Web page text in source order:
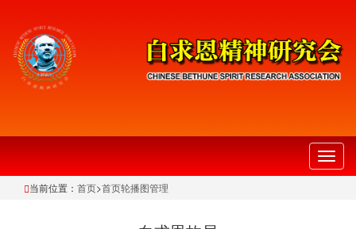
切
换
当前位置： 首页>首页轮播图管理